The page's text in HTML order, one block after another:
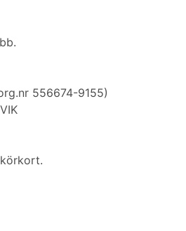
556674-9155)